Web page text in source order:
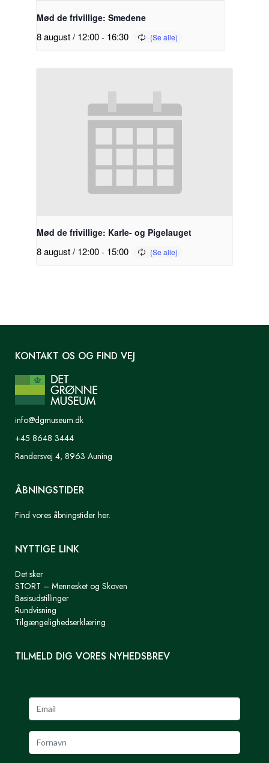
Mød de frivillige: Smedene
8 august / 12:00- 16:30
Mød de frivillige: Karle- og Pigelauget
8 august / 12:00- 15:00
KONTAKT OS OG FIND VEJ
info@dgmuseum.dk
+45 8648 3444
Randersvej 4, 8963 Auning
ÅBNINGSTIDER
Find vores åbningstider her.
NYTTIGE LINK
Det sker
STORT – Mennesket og Skoven
Basisudstillinger
Rundvisning
Tilgængelighedserklæring
TILMELD DIG VORES NYHEDSBREV